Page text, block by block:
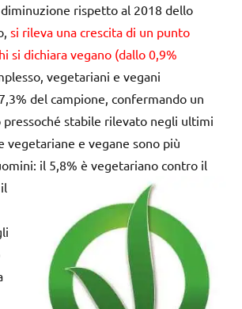
rispetto al 2018 dello
si rileva una crescita di un punto
si dichiara vegano (dallo 0,9%
vegetariani e vegani
del campione, confermando un
pressoché stabile rilevato negli ultimi
vegetariane e vegane sono più
il 5,8% è vegetariano contro il